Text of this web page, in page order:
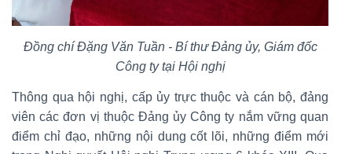
Đồng chí Đặng Văn Tuần - Bí thư Đảng ủy, Giám đốc
Công ty tại Hội nghị
Thông qua hội nghị, cấp ủy trực thuộc và cán bộ, đảng
viên các đơn vị thuộc Đảng ủy Công ty nắm vững quan
điểm chỉ đạo, những nội dung cốt lõi, những điểm mới